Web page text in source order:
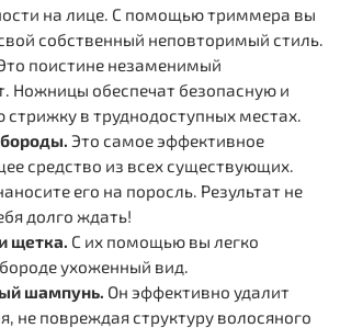
на лице. С помощью триммера вы
собственный неповторимый стиль.
поистине незаменимый
Ножницы обеспечат безопасную и
стрижку в труднодоступных местах.
Это самое эффективное
средство из всех существующих.
его на поросль. Результат не
долго ждать!
щетка. С их помощью вы легко
ухоженный вид.
шампунь. Он эффективно удалит
не повреждая структуру волосяного